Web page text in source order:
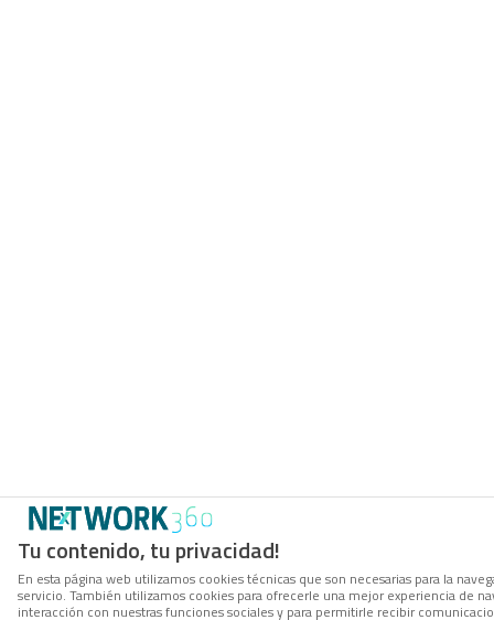
Tu contenido, tu privacidad!
En esta página web utilizamos cookies técnicas que son necesarias para la
servicio. También utilizamos cookies para ofrecerle una mejor experiencia de
interacción con nuestras funciones sociales y para permitirle recibir